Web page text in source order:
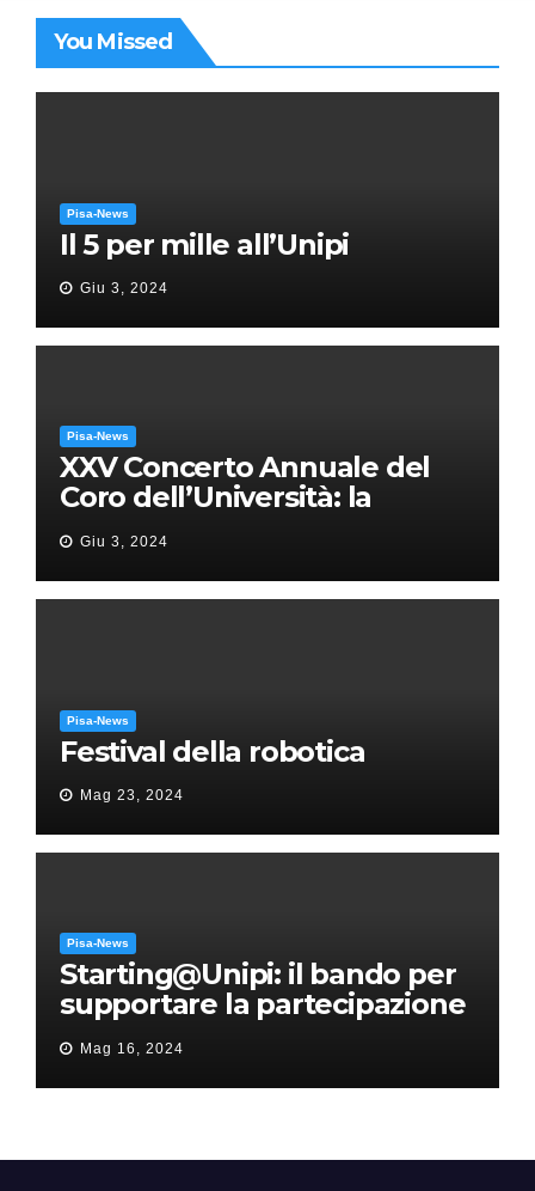
You Missed
Pisa-News
Il 5 per mille all’Unipi
Giu 3, 2024
Pisa-News
XXV Concerto Annuale del
Coro dell’Università: la
“Messa in gloria” di Giacomo
Puccini
Giu 3, 2024
Pisa-News
Festival della robotica
Mag 23, 2024
Pisa-News
Starting@Unipi: il bando per
supportare la partecipazione
all’ERC Starting Grant
Mag 16, 2024